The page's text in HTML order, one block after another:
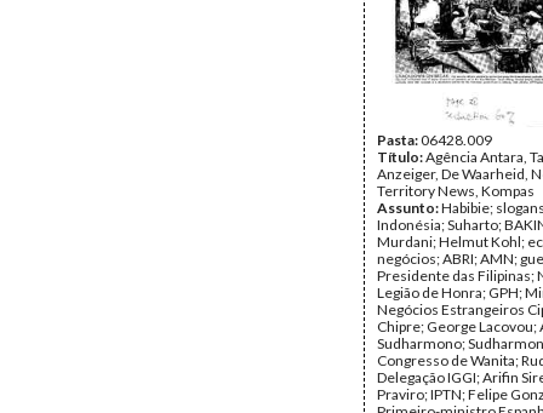
Pasta:06428.009
Título:Agência Antara,
Anzeiger, De Waarheid,
Territory News, Kompas
Assunto:Habibie;
Indonésia; Suharto;
Murdani; Helmut Kohl;
negócios; ABRI; AMN;
Presidente das Filipinas;
Legião de Honra; GPH;
Negócios Estrangeiros
Chipre; George Lacovou;
Sudharmono;
Congresso de Wanita;
Delegação IGGI; Arifin
Praviro; IPTN; Felipe